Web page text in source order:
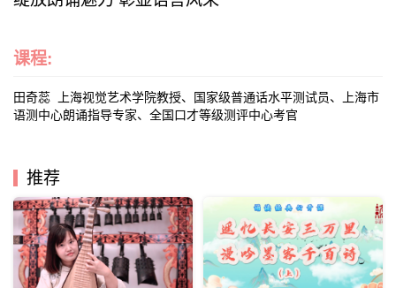
课程:
田奇蕊 上海视觉艺术学院教授、国家级普通话水平测试员、上海市
语测中心朗诵指导专家、全国口才等级测评中心考官
推荐